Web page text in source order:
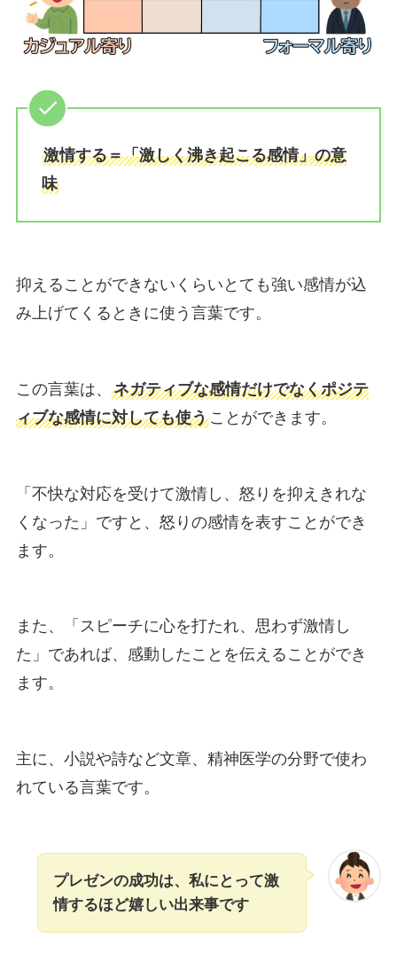
激情する＝「激しく沸き起こる感情」の意
味
抑えることができないくらいとても強い感情が込
み上げてくるときに使う言葉です。
この言葉は、 ネガティブな感情だけでなくポジテ
ィブな感情に対しても使うことができます。
「不快な対応を受けて激情し、怒りを抑えきれな
くなった」ですと、怒りの感情を表すことができ
ます。
また、「スピーチに心を打たれ、思わず激情し
た」であれば、感動したことを伝えることができ
ます。
主に、小説や詩など文章、精神医学の分野で使わ
れている言葉です。
プレゼンの成功は、私にとって激
情するほど嬉しい出来事です